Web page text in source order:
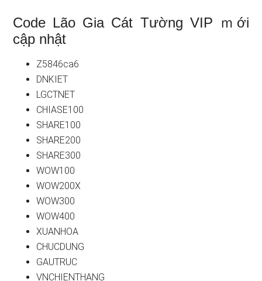
Code Lão Gia Cát Tường VIP ｍới
cập nhật
Z5846ca6
DNKIET
LGCTNET
CHIASE100
SHARE100
SHARE200
SHARE300
WOW100
WOW200X
WOW300
WOW400
XUANHOA
CHUCDUNG
GAUTRUC
VNCHIENTHANG